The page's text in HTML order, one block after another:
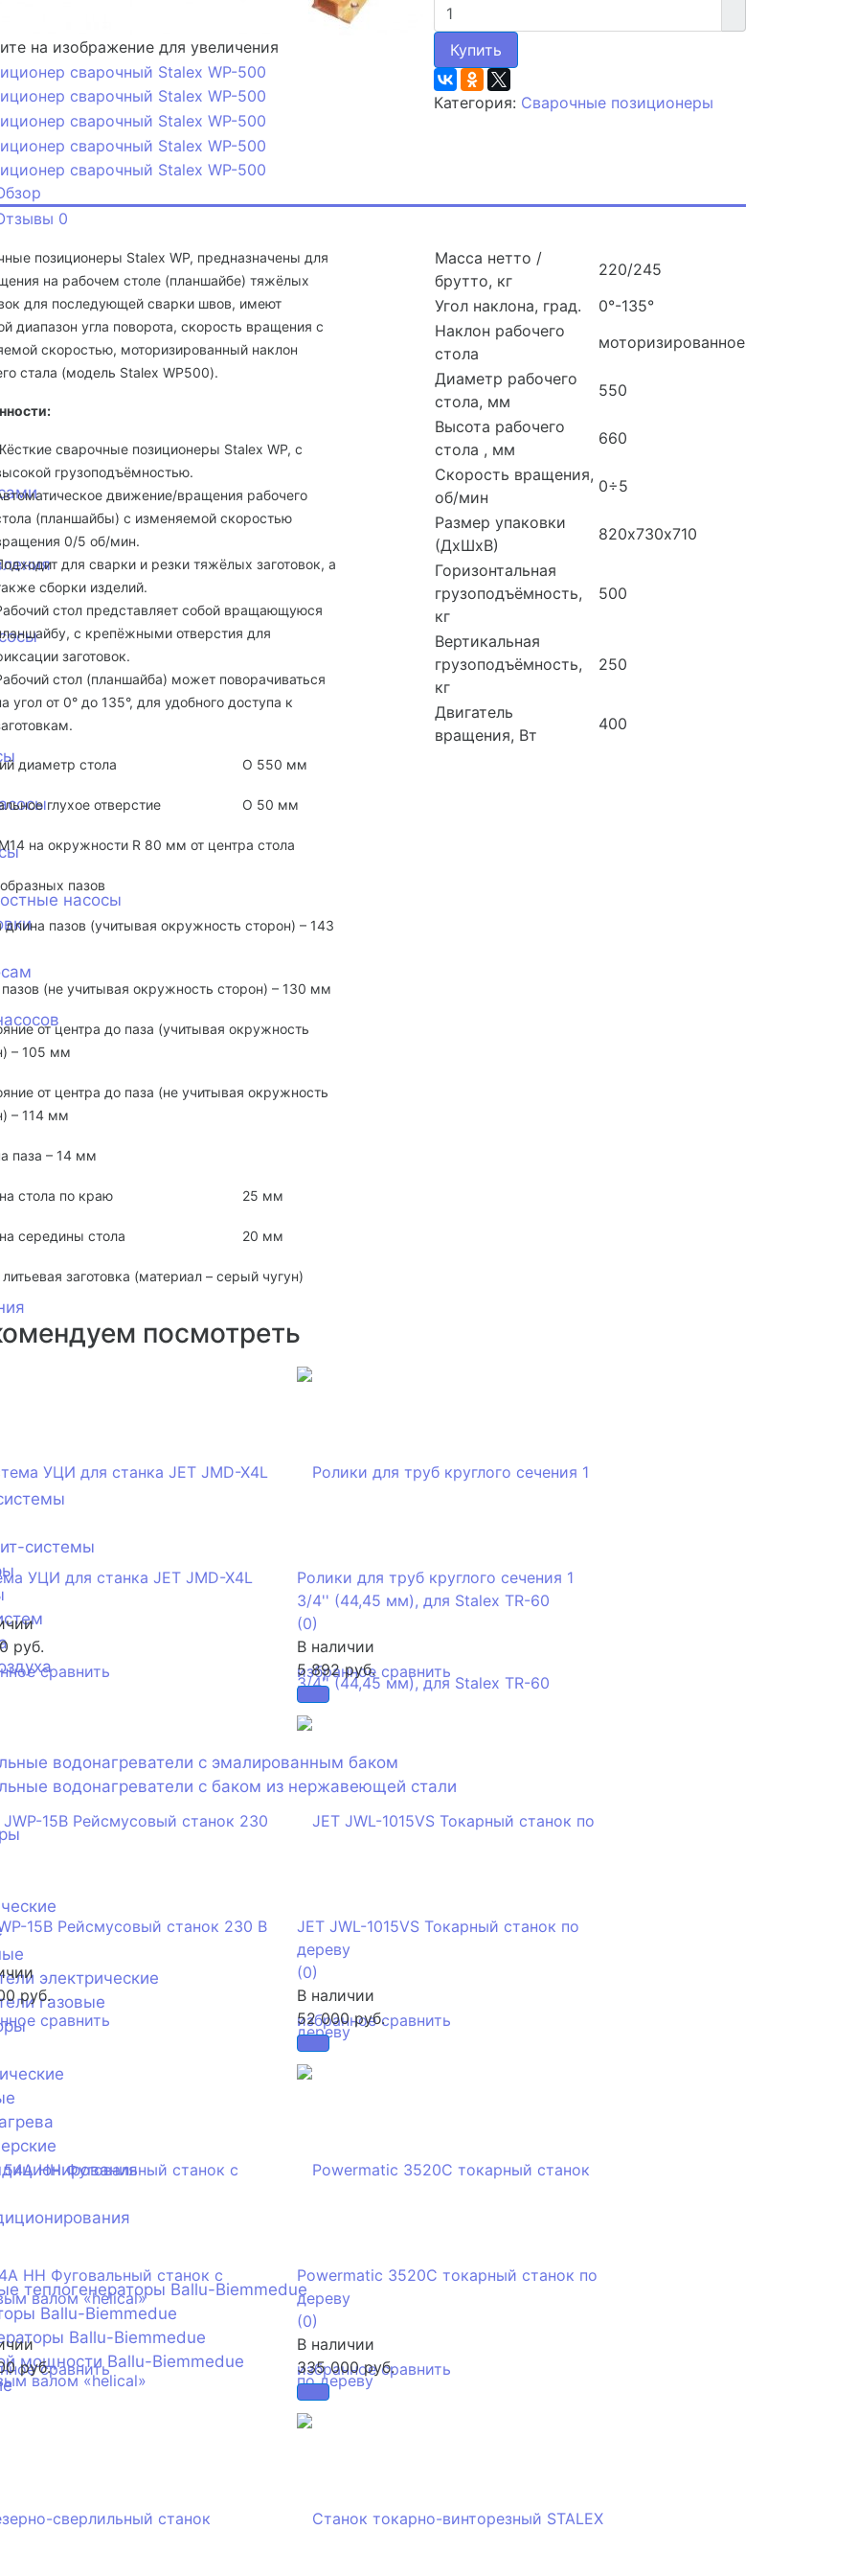
насосы
системы
водонагреватели с эмалированным баком
водонагреватели с баком из нержавеющей стали
электрические
газовые
теплогенераторы Ballu-Biemmedue
Ballu-Biemmedue
Ballu-Biemmedue
мощности Ballu-Biemmedue
на изображение для увеличения Купить
Категория: Сварочные позиционеры
0
позиционеры Stalex WP, предназначены для
на рабочем столе (планшайбе) тяжёлых
для последующей сварки швов, имеют
диапазон угла поворота, скорость вращения с
скоростью, моторизированный наклон
стала (модель Stalex WP500).
сварочные позиционеры Stalex WP, с
грузоподъёмностью.
движение/вращения рабочего
(планшайбы) с изменяемой скоростью
0/5 об/мин.
для сварки и резки тяжёлых заготовок, а
сборки изделий.
стол представляет собой вращающуюся
с крепёжными отверстия для
заготовок.
стол (планшайба) может поворачиваться
угол от 0° до 135°, для удобного доступа к
диаметр стола O 550 мм
глухое отверстие O 50 мм
на окружности R 80 мм от центра стола
пазов
пазов (учитывая окружность сторон) – 143
(не учитывая окружность сторон) – 130 мм
от центра до паза (учитывая окружность
– 105 мм
от центра до паза (не учитывая окружность
– 114 мм
паза – 14 мм
стола по краю 25 мм
середины стола 20 мм
заготовка (материал – серый чугун)
Масса нетто /
брутто, кг
220/245
Угол наклона, град.
0°-135°
Наклон рабочего
стола
моторизированное
Диаметр рабочего
стола, мм
550
Высота рабочего
стола , мм
660
Скорость вращения,
об/мин
0÷5
Размер упаковки
(ДхШхВ)
820х730х710
Горизонтальная
грузоподъёмность,
кг
500
Вертикальная
грузоподъёмность,
кг
250
Двигатель
вращения, Вт
400
посмотреть
сравнить
УЦИ для станка JET JMD-X4L
руб.
избранное сравнить
Ролики для труб круглого сечения 1
3/4'' (44,45 мм), для Stalex TR-60
(0)
В наличии
5 892 руб.
сравнить
15B Рейсмусовый станок 230 В
руб.
избранное сравнить
JET JWL-1015VS Токарный станок по
дереву
(0)
В наличии
52 000 руб.
сравнить
HH Фуговальный станок с
валом «helical»
руб.
избранное сравнить
Powermatic 3520C токарный станок по
дереву
(0)
В наличии
335 000 руб.